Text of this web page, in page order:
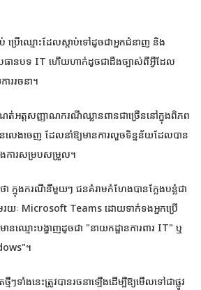
ប្រើឈ្មោះដែលស្តាប់ទៅដូចជាអ្នកជំនាញ និង
រធានបទ IT ហើយហាក់ដូចជាដឹងច្បាស់ពីអ្វីដែល
ររចនា។
ត់អត្តសញ្ញាណករណីឈ្លានពានជាច្រើននៅក្នុងពិភព
លេងចេញ ដែលនាំឱ្យមានការលួចទិន្នន័យដែលបាន
ការសម្របសម្រួល។
ថា ក្នុងករណីនីមួយៗ ជនគំរាមកំហែងបានក្លែងបន្លំជា
ាមរយៈ Microsoft Teams ដោយទាក់ទងអ្នកប្រើ
ឈ្មោះបង្ហាញដូចជា "នាយកដ្ឋានការពារ IT" ឬ
។
ៗទាំងនេះត្រូវបានរចនាឡើងដើម្បីឱ្យមើលទៅជាផ្លូវ